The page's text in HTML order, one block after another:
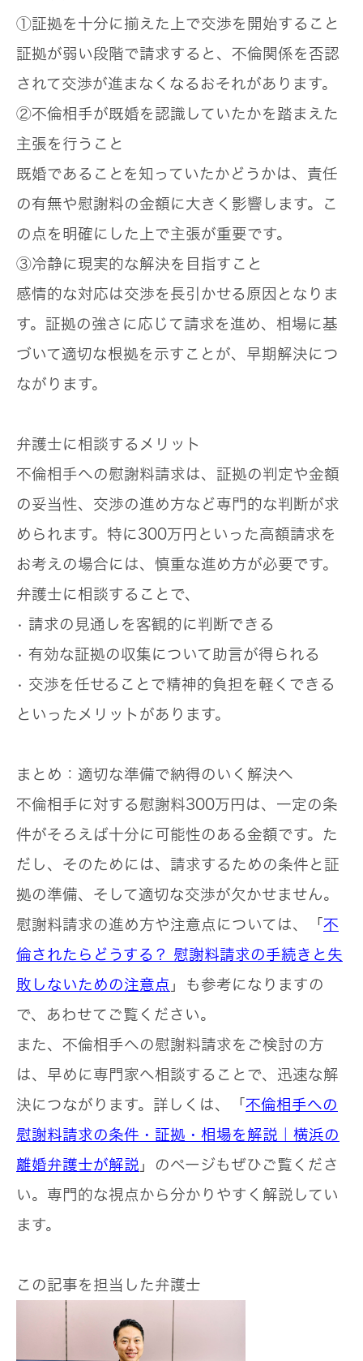
①証拠を十分に揃えた上で交渉を開始すること
証拠が弱い段階で請求すると、不倫関係を否認
されて交渉が進まなくなるおそれがあります。
②不倫相手が既婚を認識していたかを踏まえた
主張を行うこと
既婚であることを知っていたかどうかは、責任
の有無や慰謝料の金額に大きく影響します。こ
の点を明確にした上で主張が重要です。
③冷静に現実的な解決を目指すこと
感情的な対応は交渉を長引かせる原因となりま
す。証拠の強さに応じて請求を進め、相場に基
づいて適切な根拠を示すことが、早期解決につ
ながります。
弁護士に相談するメリット
不倫相手への慰謝料請求は、証拠の判定や金額
の妥当性、交渉の進め方など専門的な判断が求
められます。特に300万円といった高額請求を
お考えの場合には、慎重な進め方が必要です。
弁護士に相談することで、
• 請求の見通しを客観的に判断できる
• 有効な証拠の収集について助言が得られる
• 交渉を任せることで精神的負担を軽くできる
といったメリットがあります。
まとめ：適切な準備で納得のいく解決へ
不倫相手に対する慰謝料300万円は、一定の条
件がそろえば十分に可能性のある金額です。た
だし、そのためには、請求するための条件と証
拠の準備、そして適切な交渉が欠かせません。
慰謝料請求の進め方や注意点については、「 不
倫されたらどうする？ 慰謝料請求の手続きと失
敗しないための注意点 」も参考になりますの
で、あわせてご覧ください。
また、不倫相手への慰謝料請求をご検討の方
は、早めに専門家へ相談することで、迅速な解
決につながります。詳しくは、「 不倫相手への
慰謝料請求の条件・証拠・相場を解説｜横浜の
離婚弁護士が解説 」のページもぜひご覧くださ
い。専門的な視点から分かりやすく解説してい
ます。
この記事を担当した弁護士